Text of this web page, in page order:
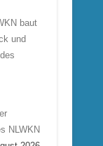
baut
und
NLWKN